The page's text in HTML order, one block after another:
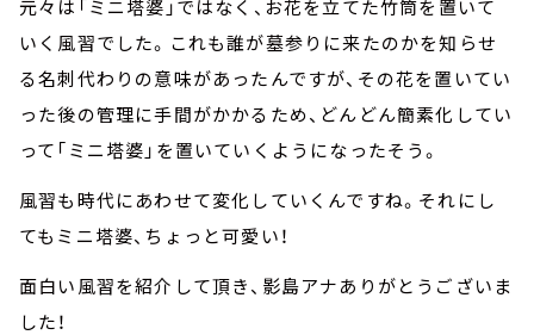
元々は「ミニ塔婆」ではなく、お花を立てた竹筒を置いて
いく風習でした。これも誰が墓参りに来たのかを知らせ
る名刺代わりの意味があったんですが、その花を置いてい
った後の管理に手間がかかるため、どんどん簡素化してい
って「ミニ塔婆」を置いていくようになったそう。
風習も時代にあわせて変化していくんですね。それにし
てもミニ塔婆、ちょっと可愛い！
面白い風習を紹介して頂き、影島アナありがとうございま
した！